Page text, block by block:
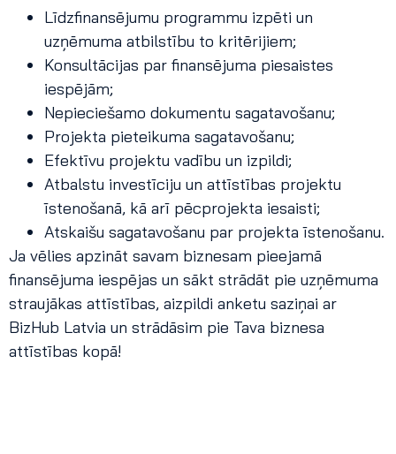
Līdzfinansējumu programmu izpēti un
uzņēmuma atbilstību to kritērijiem;
Konsultācijas par finansējuma piesaistes
iespējām;
Nepieciešamo dokumentu sagatavošanu;
Projekta pieteikuma sagatavošanu;
Efektīvu projektu vadību un izpildi;
Atbalstu investīciju un attīstības projektu
īstenošanā, kā arī pēcprojekta iesaisti;
Atskaišu sagatavošanu par projekta īstenošanu.
Ja vēlies apzināt savam biznesam pieejamā
finansējuma iespējas un sākt strādāt pie uzņēmuma
straujākas attīstības, aizpildi anketu saziņai ar
BizHub Latvia un strādāsim pie Tava biznesa
attīstības kopā!